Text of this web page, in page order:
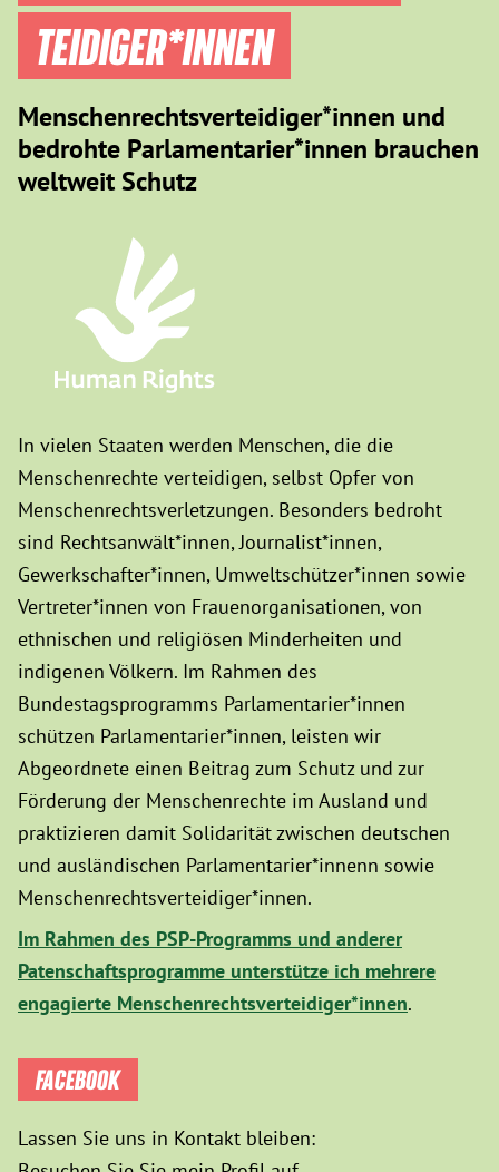
TEIDIGER­*INNEN
Menschenrechtsverteidiger*innen und
bedrohte Parlamentarier*innen brauchen
weltweit Schutz
In vielen Staaten werden Menschen, die die
Menschenrechte verteidigen, selbst Opfer von
Menschenrechtsverletzungen. Besonders bedroht
sind Rechtsanwält*innen, Journalist*innen,
Gewerkschafter*innen, Umweltschützer*innen sowie
Vertreter*innen von Frauenorganisationen, von
ethnischen und religiösen Minderheiten und
indigenen Völkern. Im Rahmen des
Bundestagsprogramms Parlamentarier*innen
schützen Parlamentarier*innen, leisten wir
Abgeordnete einen Beitrag zum Schutz und zur
Förderung der Menschenrechte im Ausland und
praktizieren damit Solidarität zwischen deutschen
und ausländischen Parlamentarier*innenn sowie
Menschenrechtsverteidiger*innen.
Im Rahmen des PSP-Programms und anderer
Patenschaftsprogramme unterstütze ich mehrere
engagierte Menschenrechtsverteidiger*innen.
FACEBOOK
Lassen Sie uns in Kontakt bleiben: